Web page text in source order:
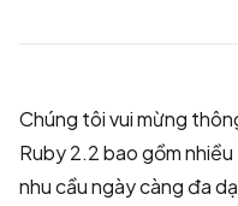
Chúng tôi vui mừng
Ruby 2.2 bao gồm
nhu cầu ngày càng đa